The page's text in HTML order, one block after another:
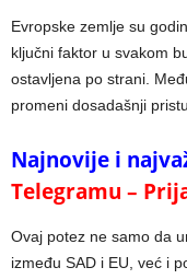
Evropske zemlje su
ključni faktor u svakom
ostavljena po strani.
promeni dosadašnji
Najnovije i
Telegramu –
Ovaj potez ne samo da
između SAD i EU, već i